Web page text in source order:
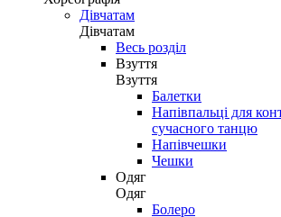
Дівчатам
Дівчатам
Весь розділ
Взуття
Взуття
Балетки
Напівпальці для
сучасного танцю
Напівчешки
Чешки
Одяг
Одяг
Болеро